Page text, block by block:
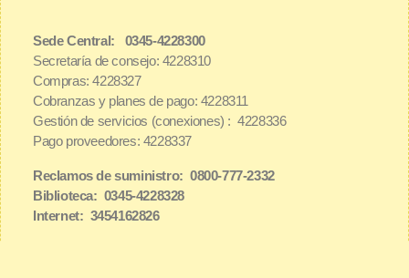
Sede Central: 0345-4228300
Secretaría de consejo: 4228310
Compras: 4228327
Cobranzas y planes de pago: 4228311
Gestión de servicios (conexiones) : 4228336
Pago proveedores: 4228337
Reclamos de suministro: 0800-777-2332
Biblioteca: 0345-4228328
Internet: 3454162826